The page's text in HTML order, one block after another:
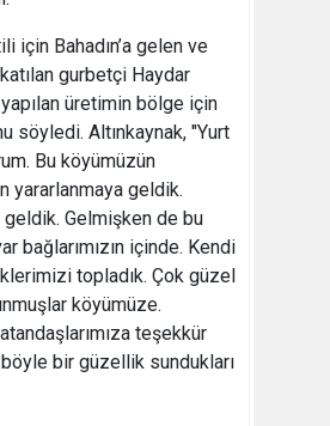
için Bahadın’a gelen ve
gurbetçi Haydar
üretimin bölge için
söyledi. Altınkaynak, "Yurt
Bu köyümüzün
yararlanmaya geldik.
geldik. Gelmişken de bu
bağlarımızın içinde. Kendi
topladık. Çok güzel
köyümüze.
teşekkür
bir güzellik sundukları